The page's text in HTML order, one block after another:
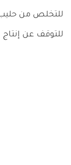
للتخلص من حليب
للتوقف عن